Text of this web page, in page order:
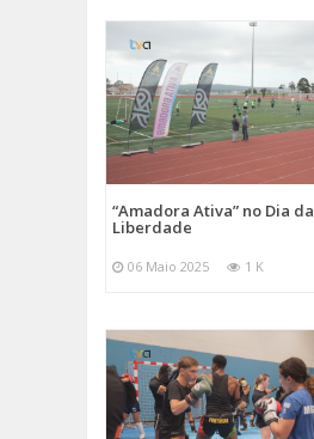
“Amadora Ativa” no Dia da
Liberdade
06 Maio 2025 1 K